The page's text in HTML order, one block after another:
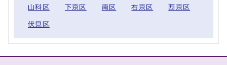
山科区 下京区 南区 右京区 西京区
伏見区